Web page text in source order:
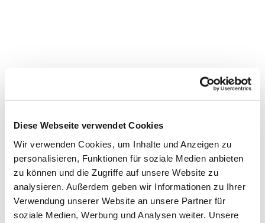
Diese Webseite verwendet Cookies
Wir verwenden Cookies, um Inhalte und Anzeigen zu
personalisieren, Funktionen für soziale Medien anbieten
zu können und die Zugriffe auf unsere Website zu
analysieren. Außerdem geben wir Informationen zu Ihrer
Verwendung unserer Website an unsere Partner für
soziale Medien, Werbung und Analysen weiter. Unsere
Dies könnte Sie auch
interessieren